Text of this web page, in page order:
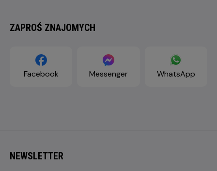
ZAPROŚ ZNAJOMYCH
Facebook Messenger WhatsApp
NEWSLETTER